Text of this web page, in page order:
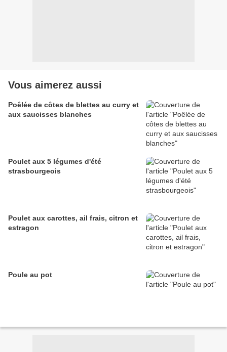
Vous aimerez aussi
Poêlée de côtes de blettes au curry et
aux saucisses blanches
Poulet aux 5 légumes d'été
strasbourgeois
Poulet aux carottes, ail frais, citron et
estragon
Poule au pot